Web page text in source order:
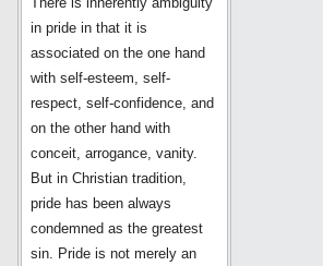
in pride in that it is
associated on the one hand
with self-esteem, self-
respect, self-confidence, and
on the other hand with
conceit, arrogance, vanity.
But in Christian tradition,
pride has been always
condemned as the greatest
sin. Pride is not merely an